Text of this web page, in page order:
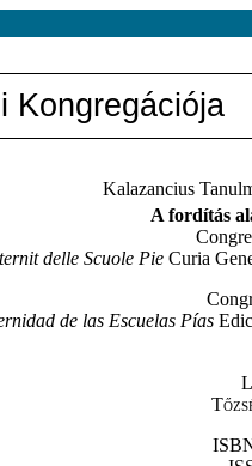
Kongregációja
Kalazancius
A fordítás
delle Scuole Pie Curia
de las Escuelas Pías